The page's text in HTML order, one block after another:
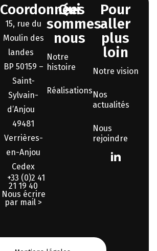
Coordonnées
15, rue du
Moulin des
landes
BP 50159 –
Saint-
Sylvain-
d’Anjou
49481
Verrières-
en-Anjou
Cedex
+33 (0)2 41
21 19 40
Nous écrire
par mail >
Qui
sommes-
nous
Notre
histoire
Réalisations
Pour
aller
plus
loin
Notre vision
Nos
actualités
Nous
rejoindre